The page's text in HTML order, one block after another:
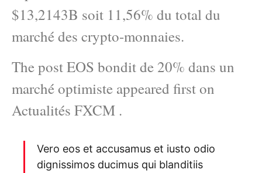
$13,2143B soit 11,56% du total du
marché des crypto-monnaies.
The post EOS bondit de 20% dans un
marché optimiste appeared first on
Actualités FXCM .
Vero eos et accusamus et iusto odio
dignissimos ducimus qui blanditiis